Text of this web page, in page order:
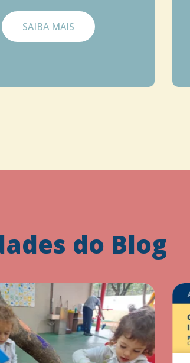
SAIBA MAIS
do Blog